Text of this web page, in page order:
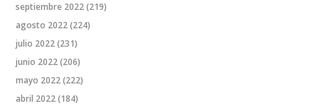
septiembre 2022(219)
agosto 2022(224)
julio 2022(231)
junio 2022(206)
mayo 2022(222)
abril 2022(184)